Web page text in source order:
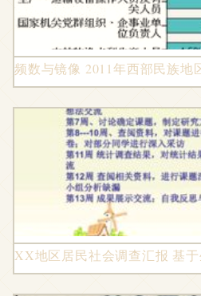
频数与镜像 2011年西部民族
XX地区居民社会调查汇报 基